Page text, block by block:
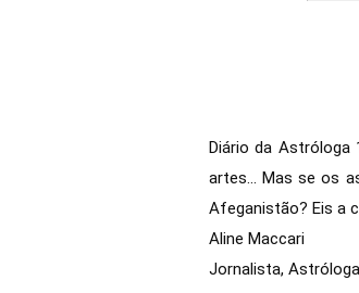
Diário da Astróloga
artes... Mas se os
Afeganistão? Eis a
Aline Maccari
Jornalista,